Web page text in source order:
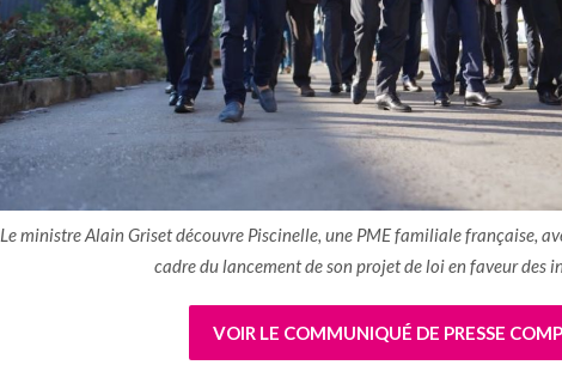
Le ministre Alain Griset découvre Piscinelle, une PME familiale française,
cadre du lancement de son projet de loi en faveur des
VOIR LE COMMUNIQUÉ DE PRESSE